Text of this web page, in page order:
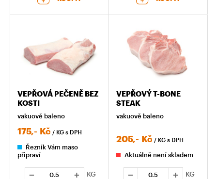
VEPŘOVÁ PEČENĚ BEZ
KOSTI
vakuově baleno
175,- Kč / KG s DPH
Řezník Vám maso
připraví
KG
VEPŘOVÝ T-BONE
STEAK
vakuově baleno
205,- Kč / KG s DPH
Aktuálně není skladem
KG